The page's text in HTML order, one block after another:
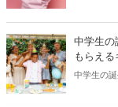
す。今回
アイテム
ント、ク
アイテム
中学生の
もらえる
中学生の